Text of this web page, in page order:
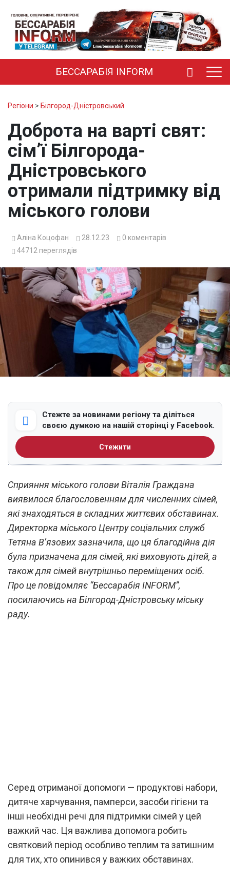
БЕССАРАБІЯ INFORM
Регіони > Білгород-Дністровський
Доброта на варті свят:
сім’ї Білгорода-
Дністровського
отримали підтримку від
міського голови
Аліна Коцофан 28.12.23 0 коментарів
44712 переглядів
Стежте за новинами регіону та діліться
своєю думкою на нашій сторінці у Facebook.
Стежити
Сприяння міського голови Віталія Граждана
виявилося благословенням для численних сімей,
які знаходяться в складних життєвих обставинах.
Директорка міського Центру соціальних служб
Тетяна В’язових зазначила, що ця благодійна дія
була призначена для сімей, які виховують дітей, а
також для сімей внутрішньо переміщених осіб.
Про це повідомляє “Бессарабія INFORM”,
посилаючись на Білгород-Дністровську міську
раду.
Серед отриманої допомоги — продуктові набори,
дитяче харчування, памперси, засоби гігієни та
інші необхідні речі для підтримки сімей у цей
важкий час. Ця важлива допомога робить
святковий період особливо теплим та затишним
для тих, хто опинився у важких обставинах.